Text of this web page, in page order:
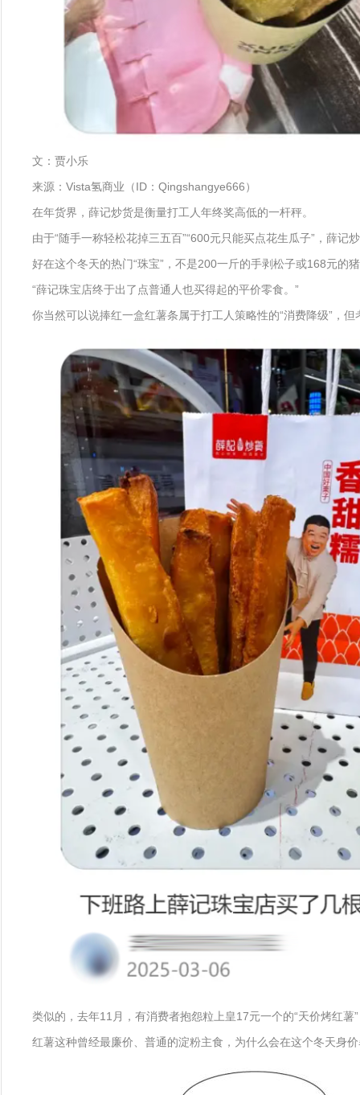
文：贾小乐
来源：Vista氢商业（ID：Qingshangye666）
在年货界，薛记炒货是衡量打工人年终奖高低的一杆秤。
由于“随手一称轻松花掉三五百”“600元只能买点花生瓜子”，薛
好在这个冬天的热门“珠宝”，不是200一斤的手剥松子或168元
“薛记珠宝店终于出了点普通人也买得起的平价零食。”
你当然可以说捧红一盒红薯条属于打工人策略性的“消费降级”，
类似的，去年11月，有消费者抱怨粒上皇17元一个的“天价烤红
红薯这种曾经最廉价、普通的淀粉主食，为什么会在这个冬天身